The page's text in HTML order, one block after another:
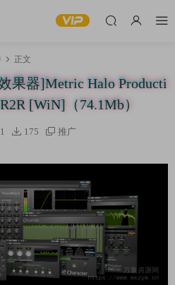
正文
果器]Metric Halo Producti
[WiN]（74.1Mb）
175 推广